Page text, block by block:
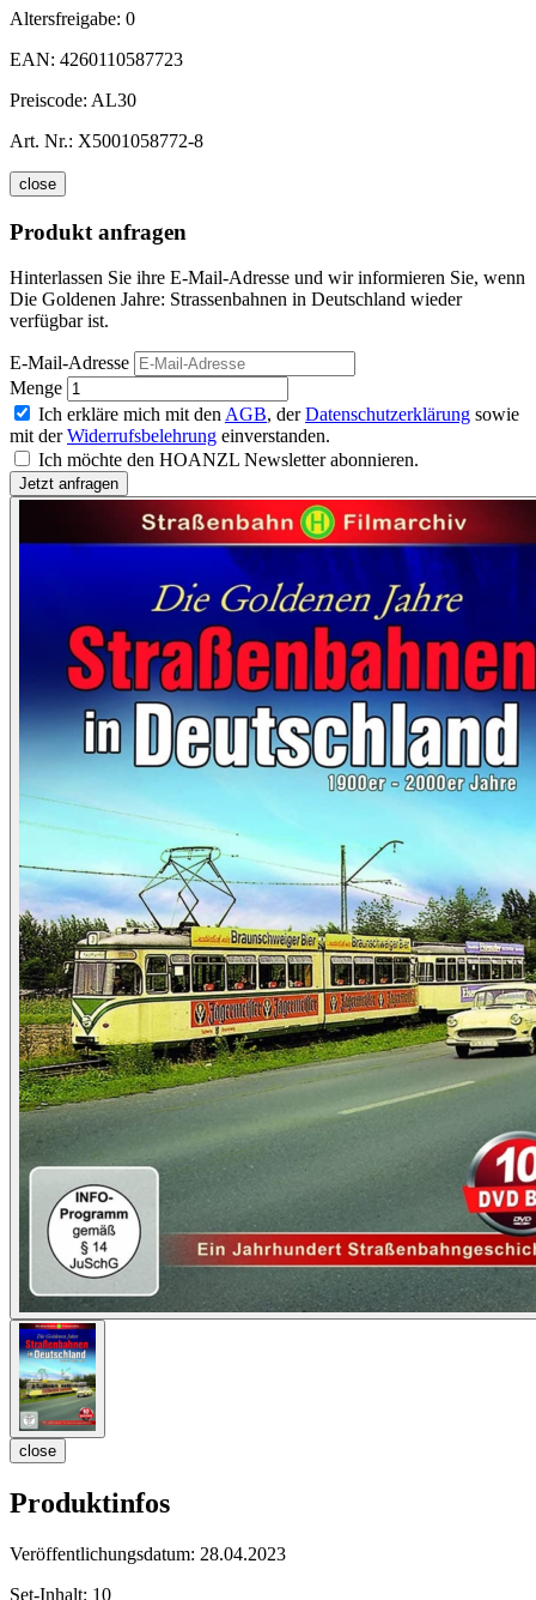
Altersfreigabe: 0
EAN: 4260110587723
Preiscode: AL30
Art. Nr.: X5001058772-8
close
Produkt anfragen
Hinterlassen Sie ihre E-Mail-Adresse und wir informieren Sie, wenn
Die Goldenen Jahre: Strassenbahnen in Deutschland wieder
verfügbar ist.
E-Mail-Adresse
Menge
Ich erkläre mich mit den AGB, derDatenschutzerklärung sowie
mit derWiderrufsbelehrung einverstanden.
Ich möchte den HOANZL Newsletter abonnieren.
close
Produktinfos
Veröffentlichungsdatum: 28.04.2023
Set-Inhalt: 10